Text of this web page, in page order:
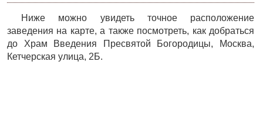
Ниже можно увидеть точное расположение
заведения на карте, а также посмотреть, как добраться
до Храм Введения Пресвятой Богородицы, Москва,
Кетчерская улица, 2Б.